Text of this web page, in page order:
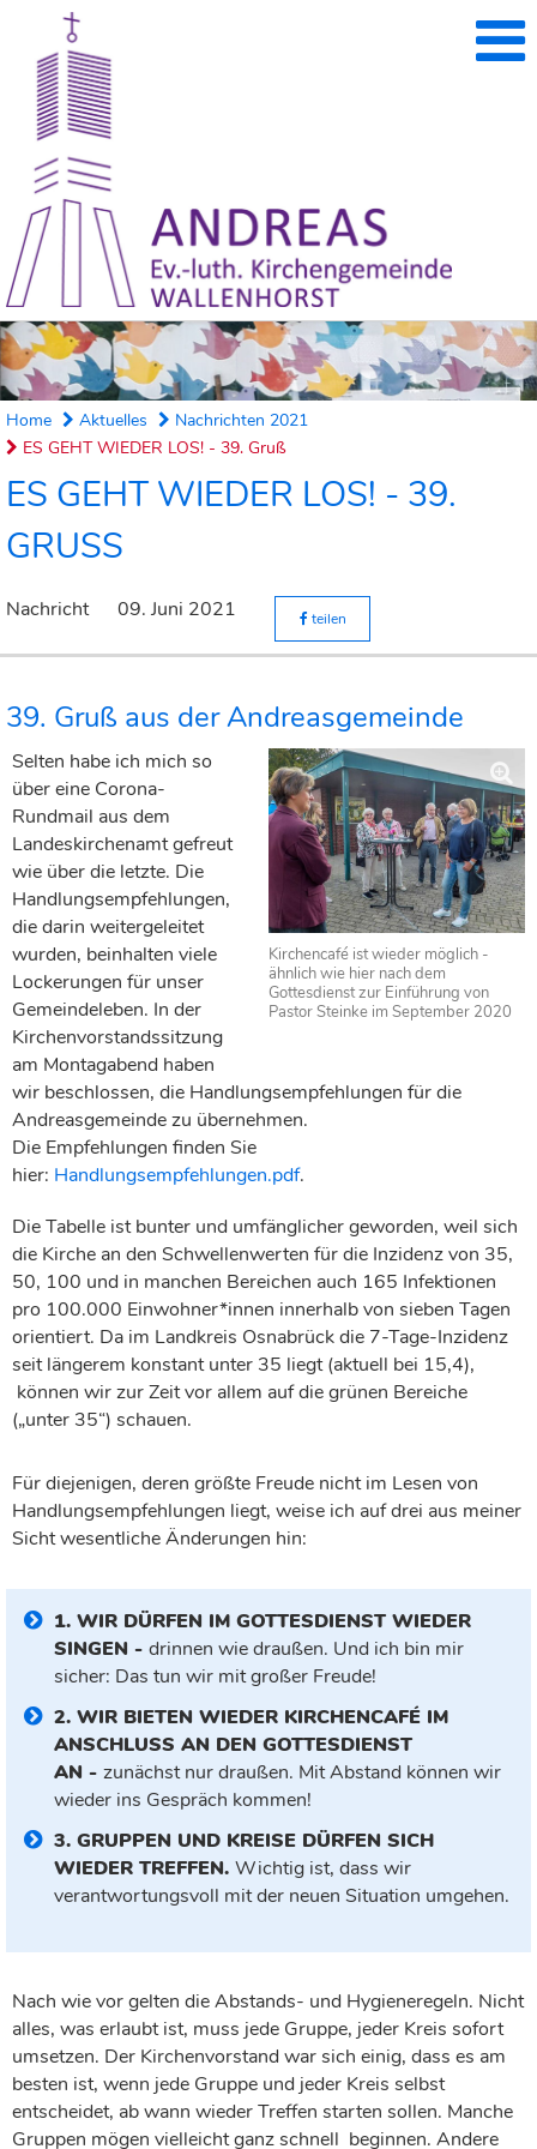
Home Aktuelles
Nachrichten 2021
ES GEHT WIEDER LOS! - 39. Gruß
ES GEHT WIEDER LOS! - 39.
GRUSS
Nachricht 09. Juni 2021 teilen
39. Gruß aus der Andreasgemeinde
Kirchencafé ist wieder möglich -
ähnlich wie hier nach dem
Gottesdienst zur Einführung von
Pastor Steinke im September 2020
Selten habe ich mich so
über eine Corona-
Rundmail aus dem
Landeskirchenamt gefreut
wie über die letzte. Die
Handlungsempfehlungen,
die darin weitergeleitet
wurden, beinhalten viele
Lockerungen für unser
Gemeindeleben. In der
Kirchenvorstandssitzung
am Montagabend haben
wir beschlossen, die Handlungsempfehlungen für die
Andreasgemeinde zu übernehmen.
Die Empfehlungen finden Sie
hier: Handlungsempfehlungen.pdf.
Die Tabelle ist bunter und umfänglicher geworden, weil sich
die Kirche an den Schwellenwerten für die Inzidenz von 35,
50, 100 und in manchen Bereichen auch 165 Infektionen
pro 100.000 Einwohner*innen innerhalb von sieben Tagen
orientiert. Da im Landkreis Osnabrück die 7-Tage-Inzidenz
seit längerem konstant unter 35 liegt (aktuell bei 15,4),
können wir zur Zeit vor allem auf die grünen Bereiche
(„unter 35“) schauen.
Für diejenigen, deren größte Freude nicht im Lesen von
Handlungsempfehlungen liegt, weise ich auf drei aus meiner
Sicht wesentliche Änderungen hin:
1. WIR DÜRFEN IM GOTTESDIENST WIEDER
SINGEN - drinnen wie draußen. Und ich bin mir
sicher: Das tun wir mit großer Freude!
2. WIR BIETEN WIEDER KIRCHENCAFÉ IM
ANSCHLUSS AN DEN GOTTESDIENST
AN - zunächst nur draußen. Mit Abstand können wir
wieder ins Gespräch kommen!
3. GRUPPEN UND KREISE DÜRFEN SICH
WIEDER TREFFEN. Wichtig ist, dass wir
verantwortungsvoll mit der neuen Situation umgehen.
Nach wie vor gelten die Abstands- und Hygieneregeln. Nicht
alles, was erlaubt ist, muss jede Gruppe, jeder Kreis sofort
umsetzen. Der Kirchenvorstand war sich einig, dass es am
besten ist, wenn jede Gruppe und jeder Kreis selbst
entscheidet, ab wann wieder Treffen starten sollen. Manche
Gruppen mögen vielleicht ganz schnell beginnen. Andere